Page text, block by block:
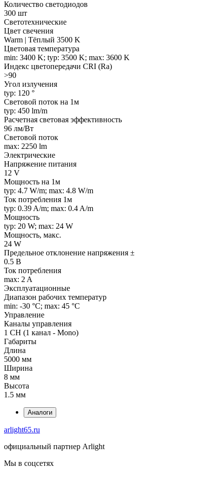
Количество светодиодов
300 шт
Светотехнические
Цвет свечения
Warm | Тёплый 3500 K
Цветовая температура
min: 3400 K; typ: 3500 K; max: 3600 K
Индекс цветопередачи CRI (Ra)
>90
Угол излучения
typ: 120 °
Световой поток на 1м
typ: 450 lm/m
Расчетная световая эффективность
96 лм/Вт
Световой поток
max: 2250 lm
Электрические
Напряжение питания
12 V
Мощность на 1м
typ: 4.7 W/m; max: 4.8 W/m
Ток потребления 1м
typ: 0.39 A/m; max: 0.4 A/m
Мощность
typ: 20 W; max: 24 W
Мощность, макс.
24 W
Предельное отклонение напряжения ±
0.5 В
Ток потребления
max: 2 A
Эксплуатационные
Диапазон рабочих температур
min: -30 °C; max: 45 °C
Управление
Каналы управления
1 CH (1 канал - Mono)
Габариты
Длина
5000 мм
Ширина
8 мм
Высота
1.5 мм
Аналоги
arlight65.ru
официальный партнер Arlight
Мы в соцсетях